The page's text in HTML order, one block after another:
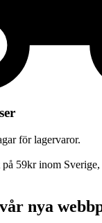
för lagervaror.
59kr inom
nya